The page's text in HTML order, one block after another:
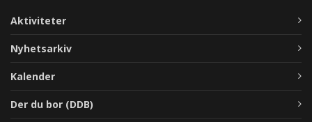
Aktiviteter
Nyhetsarkiv
Kalender
Der du bor (DDB)